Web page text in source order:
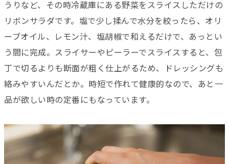
うりなど、その時冷蔵庫にある野菜をスライスしただけの
リボンサラダです。塩で少し揉んで水分を絞ったら、オリ
ーブオイル、レモン汁、塩胡椒で和えるだけで、あっとい
う間に完成。スライサーやピーラーでスライスすると、包
丁で切るよりも断面が粗く仕上がるため、ドレッシングも
絡みやすいんだとか。時短で作れて健康的なので、あと一
品が欲しい時の定番にもなっています。